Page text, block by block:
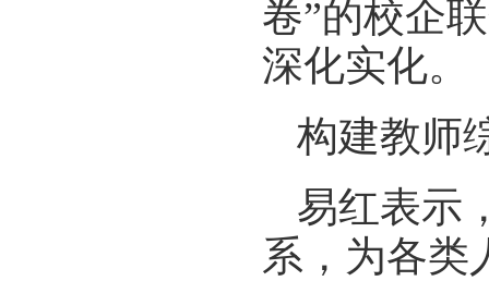
卷”的校企
深化实化。
构建教师
易红表示
系，为各类